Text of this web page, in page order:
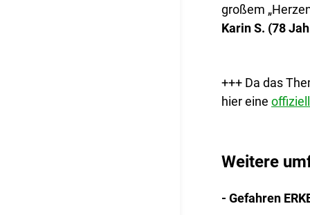
großem
Karin S. (78
+++ Da das
hier eine
Weitere
- Gefahren